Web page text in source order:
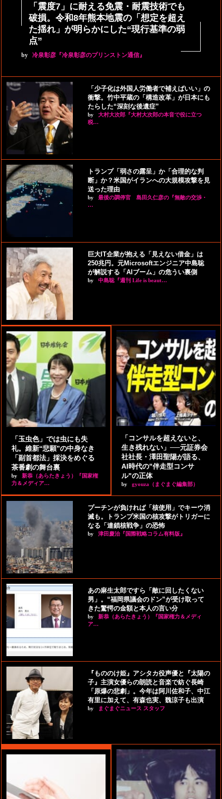
「震度7」に耐える免震・耐震技術でも
破損。令和8年熊本地震の「想定を超え
た揺れ」が明らかにした“現行基準の弱
点”
by 冷泉彰彦『冷泉彰彦のプリンストン通信』
「少子化は外国人労働者で補えばいい」の
衝撃。竹中平蔵の「構造改革」が日本にも
たらした“深刻な後遺症”
by
大村大次郎『大村大次郎の本音で役に立つ
税…
トランプ「弱さの露呈」か「合理的な判
断」か？米国がイランへの大規模攻撃を見
送った理由
by
最後の調停官 島田久仁彦の『無敵の交渉・
…
巨大IT企業が抱える「見えない借金」は
250兆円。元Microsoftエンジニア中島聡
が解説する「AIブーム」の危うい裏側
by 中島聡『週刊 Life is beaut…
「玉虫色」では虫にも失
礼。維新“悲願”の中身なき
「副首都法」採決をめぐる
茶番劇の舞台裏
by
新恭（あらたきょう）『国家権
力＆メディア…
「コンサルを超えないと、
生き残れない」──元証券会
社社長・澤田聖陽が語る、
AI時代の"伴走型コンサ
ル"の正体
by gyouza（まぐまぐ編集部）
プーチンが負ければ「核使用」でキーウ消
滅も。トランプ米国の核攻撃がトリガーに
なる「連鎖核戦争」の恐怖
by 津田慶治『国際戦略コラム有料版』
あの麻生太郎ですら「敵に回したくない
男」。“福岡県議会のドン”が受け取って
きた驚愕の金額と本人の言い分
by
新恭（あらたきょう）『国家権力＆メディ
ア…
『もののけ姫』アシタカ役声優と『太陽の
子』主演女優らの朗読と音楽で紡ぐ長崎
「原爆の悲劇」。今年は阿川佐和子、中江
有里に加えて、有森也実、魏涼子も出演
by まぐまぐニュース スタッフ